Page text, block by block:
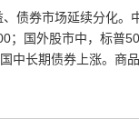
债券市场延续分化。
；国外股市中，标普
中长期债券上涨。商